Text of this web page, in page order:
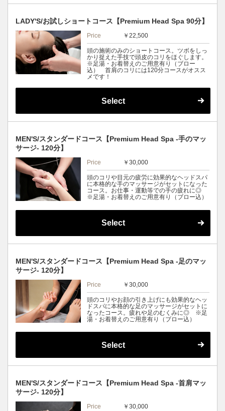
LADY'S/お試しショートコース【Premium Head Spa 90分】
Price ￥22,500
頭の施術のみのショートコース。ツボをしっ
かり捉えた手技で頭皮のコリをほぐします。
※足湯・お着替えのご用意有り（ブロー
込） 首肩のコリには120分コースがオスス
メです！
Select
MEN'S/スタンダードコース【Premium Head Spa -手のマッ
サージ- 120分】
Price ￥30,000
頭のコリや目元の疲労に効果的なヘッドスパ
に本格的な手のマッサージがセットになった
コース。お仕事・運動等での手の疲れに◎
※足湯・お着替えのご用意有り（ブロー込）
Select
MEN'S/スタンダードコース【Premium Head Spa -足のマッ
サージ- 120分】
Price ￥30,000
頭のコリやお顔の引き上げにも効果的なヘッ
ドスパに本格的な足のマッサージがセットに
なったコース。疲れや足のむくみに◎ ※足
湯・お着替えのご用意有り（ブロー込）
Select
MEN'S/スタンダードコース【Premium Head Spa -首肩マッ
サージ- 120分】
Price ￥30,000